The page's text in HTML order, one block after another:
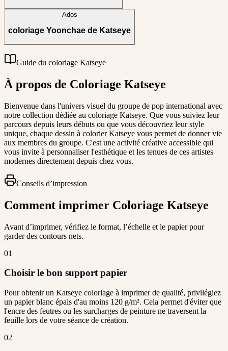
Ados
coloriage Yoonchae de Katseye
Guide du coloriage Katseye
À propos de Coloriage Katseye
Bienvenue dans l'univers visuel du groupe de pop international avec
notre collection dédiée au coloriage Katseye. Que vous suiviez leur
parcours depuis leurs débuts ou que vous découvriez leur style
unique, chaque dessin à colorier Katseye vous permet de donner vie
aux membres du groupe. C'est une activité créative accessible qui
vous invite à personnaliser l'esthétique et les tenues de ces artistes
modernes directement depuis chez vous.
Conseils d’impression
Comment imprimer Coloriage Katseye
Avant d’imprimer, vérifiez le format, l’échelle et le papier pour
garder des contours nets.
01
Choisir le bon support papier
Pour obtenir un Katseye coloriage à imprimer de qualité, privilégiez
un papier blanc épais d'au moins 120 g/m². Cela permet d'éviter que
l'encre des feutres ou les surcharges de peinture ne traversent la
feuille lors de votre séance de création.
02